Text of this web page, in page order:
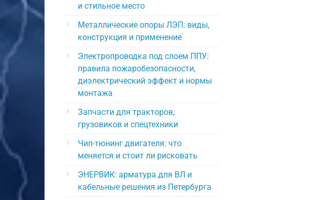
и стильное место
Металлические опоры ЛЭП: виды,
конструкция и применение
Электропроводка под слоем ППУ:
правила пожаробезопасности,
диэлектрический эффект и нормы
монтажа
Запчасти для тракторов,
грузовиков и спецтехники
Чип-тюнинг двигателя: что
меняется и стоит ли рисковать
ЭНЕРВИК: арматура для ВЛ и
кабельные решения из Петербурга